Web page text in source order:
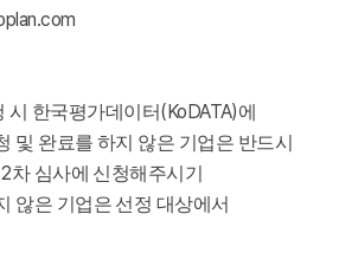
시 한국평가데이터(KoDATA)에
및 완료를 하지 않은 기업은 반드시
2차 심사에 신청해주시기
않은 기업은 선정 대상에서